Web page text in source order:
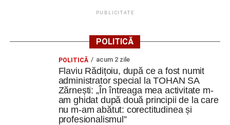
PUBLICITATE
POLITICĂ
POLITICĂ acum 2 zile
Flaviu Rădițoiu, după ce a fost numit
administrator special la TOHAN SA
Zărnești: „În întreaga mea activitate m-
am ghidat după două principii de la care
nu m-am abătut: corectitudinea și
profesionalismul”